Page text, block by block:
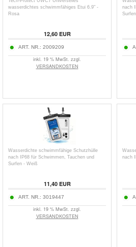
wasserdichtes schwimmfähiges Etui 6.9" -
Rosa
12,60EUR
ART. NR.: 2009209
inkl. 19 % MwSt. zzgl.
VERSANDKOSTEN
nach
Wasserdichte schwimmfähige Schutzhülle
nach IP68 für Schwimmen, Tauchen und
Surfen - Weiß
11,40EUR
ART. NR.: 3019447
inkl. 19 % MwSt. zzgl.
VERSANDKOSTEN
nach